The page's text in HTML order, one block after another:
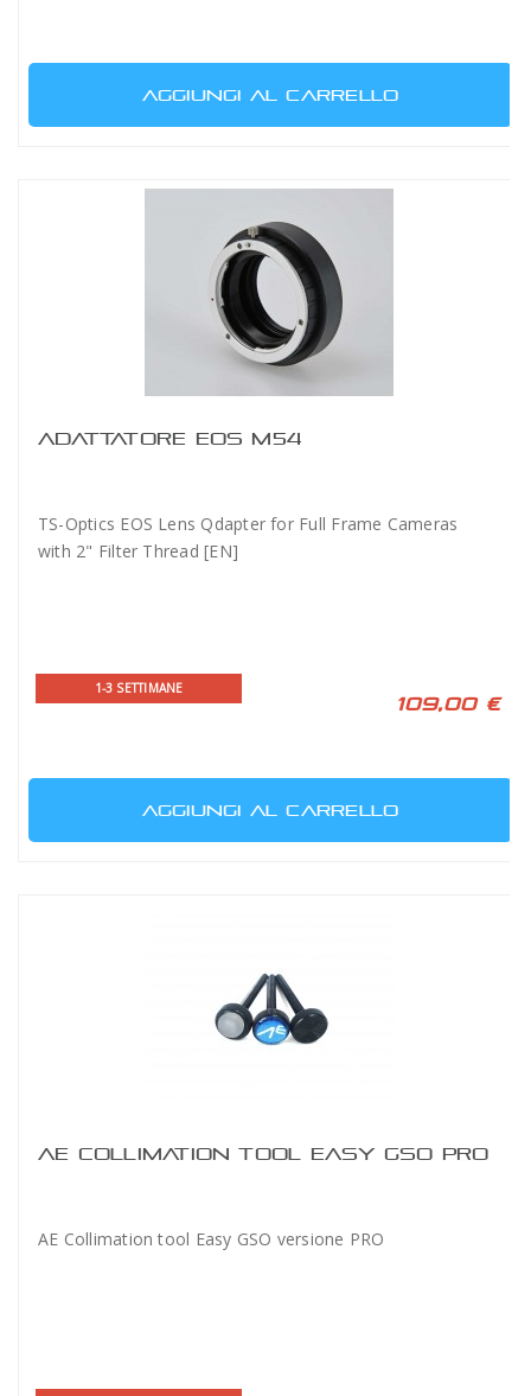
AGGIUNGI AL CARRELLO
ADATTATORE EOS M54
TS-Optics EOS Lens Qdapter for Full Frame Cameras
with 2" Filter Thread [EN]
1-3 SETTIMANE
109,00 €
AGGIUNGI AL CARRELLO
AE COLLIMATION TOOL EASY GSO PRO
AE Collimation tool Easy GSO versione PRO